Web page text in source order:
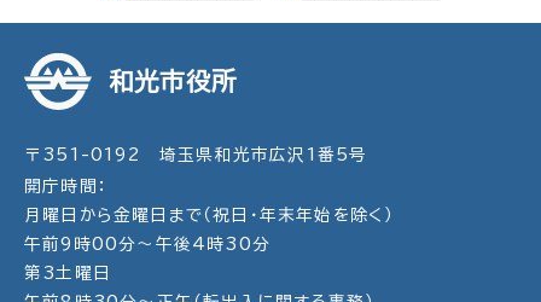
和光市役所
〒351-0192 埼玉県和光市広沢1番5号
開庁時間：
月曜日から金曜日まで（祝日・年末年始を除く）
午前9時00分～午後4時30分
第3土曜日